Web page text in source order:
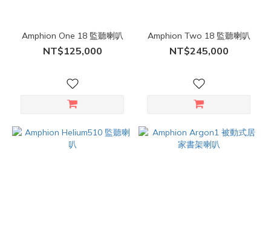
Amphion One 18 監聽喇叭
NT$125,000
Amphion Two 18 監聽喇叭
NT$245,000